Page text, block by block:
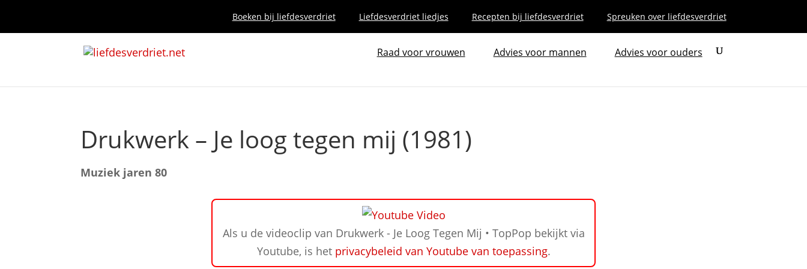
Boeken bij liefdesverdriet Liefdesverdriet liedjes Recepten bij liefdesverdriet Spreuken over liefdesverdriet
Raad voor vrouwen Advies voor mannen Advies voor ouders
Drukwerk – Je loog tegen mij (1981)
Muziek jaren 80
Als u de videoclip van Drukwerk - Je Loog Tegen Mij • TopPop bekijkt via
Youtube, is het privacybeleid van Youtube van toepassing.